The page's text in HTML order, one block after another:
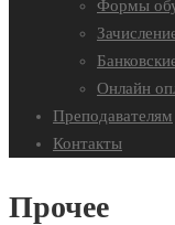
Формы
Онлайн
Преподавателям
Контакты
Прочее